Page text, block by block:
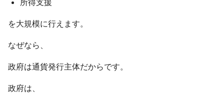
所得支援
を大規模に行えます。
なぜなら、
政府は通貨発行主体だからです。
政府は、